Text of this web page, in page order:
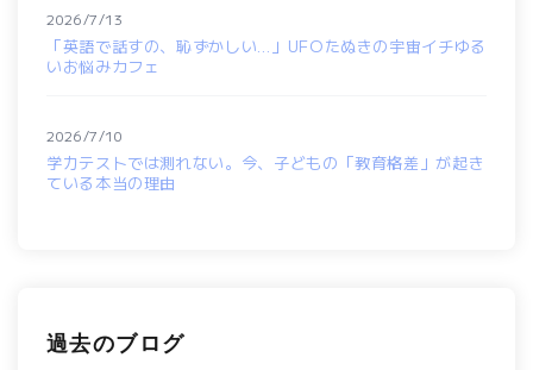
「英語で話すの、恥ずかしい…」UFOたぬきの宇宙イチゆる
いお悩みカフェ
2026/7/13
学力テストでは測れない。今、子どもの「教育格差」が起き
ている本当の理由
2026/7/10
過去のブログ